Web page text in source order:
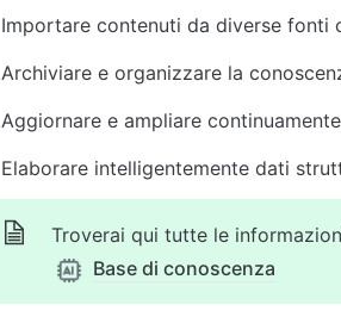
Importare contenuti da diverse fonti
Archiviare e organizzare la
Aggiornare e ampliare
Troverai qui tutte le
Base di conoscenza